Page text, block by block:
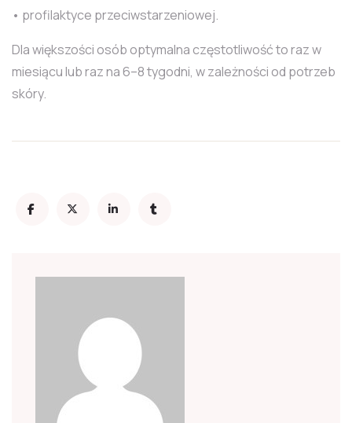
• profilaktyce przeciwstarzeniowej.
Dla większości osób optymalna częstotliwość to raz w
miesiącu lub raz na 6–8 tygodni, w zależności od potrzeb
skóry.